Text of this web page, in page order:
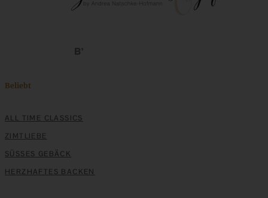
Beliebt
ALL TIME CLASSICS
ZIMTLIEBE
SÜSSES GEBÄCK
HERZHAFTES BACKEN